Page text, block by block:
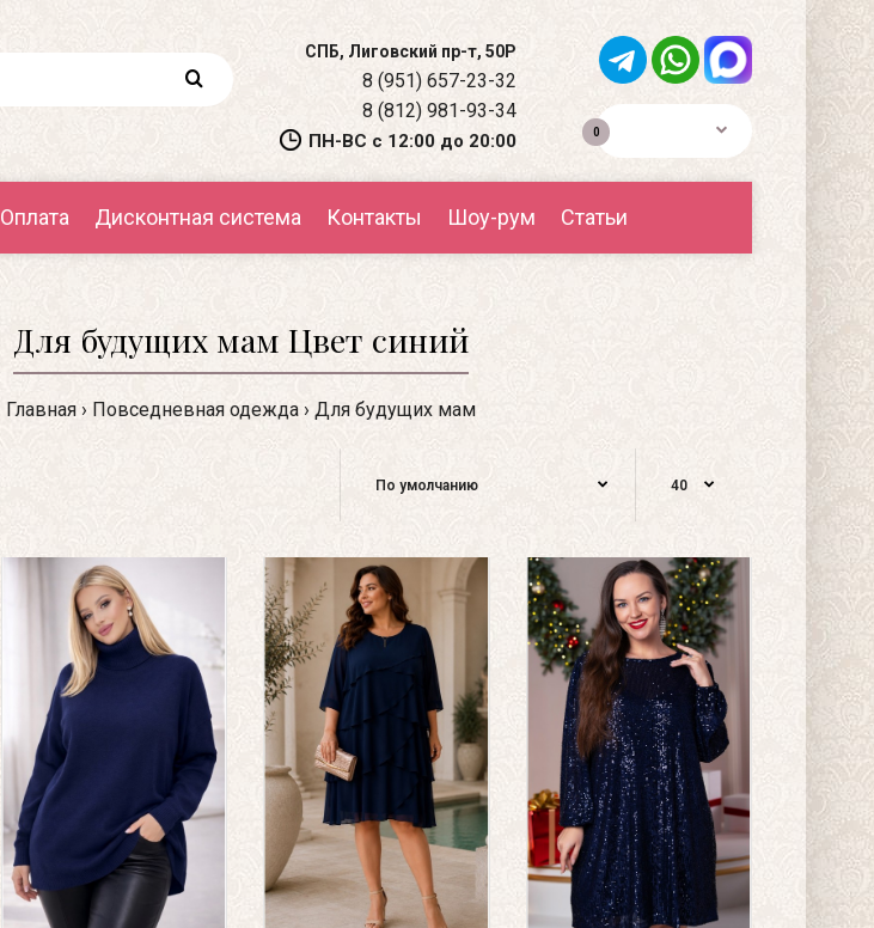
СПБ, Лиговский пр-т, 50Р
8 (951) 657-23-32
8 (812) 981-93-34
ПН-ВС с 12:00 до 20:00 0
Оплата Дисконтная система Контакты Шоу-рум Статьи
Для будущих мам Цвет синий
Главная Повседневная одежда Для будущих мам